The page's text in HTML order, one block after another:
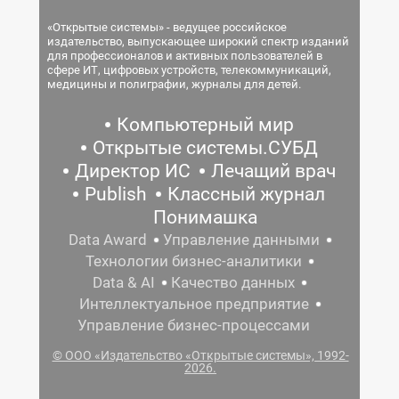
«Открытые системы» - ведущее российское
издательство, выпускающее широкий спектр изданий
для профессионалов и активных пользователей в
сфере ИТ, цифровых устройств, телекоммуникаций,
медицины и полиграфии, журналы для детей.
Компьютерный мир
Открытые системы.СУБД
Директор ИС
Лечащий врач
Publish
Классный журнал
Понимашка
Data Award
Управление данными
Технологии бизнес-аналитики
Data & AI
Качество данных
Интеллектуальное предприятие
Управление бизнес-процессами
© ООО «Издательство «Открытые системы», 1992-
2026.